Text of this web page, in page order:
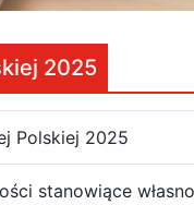
2025
Polskiej 2025
stanowiące